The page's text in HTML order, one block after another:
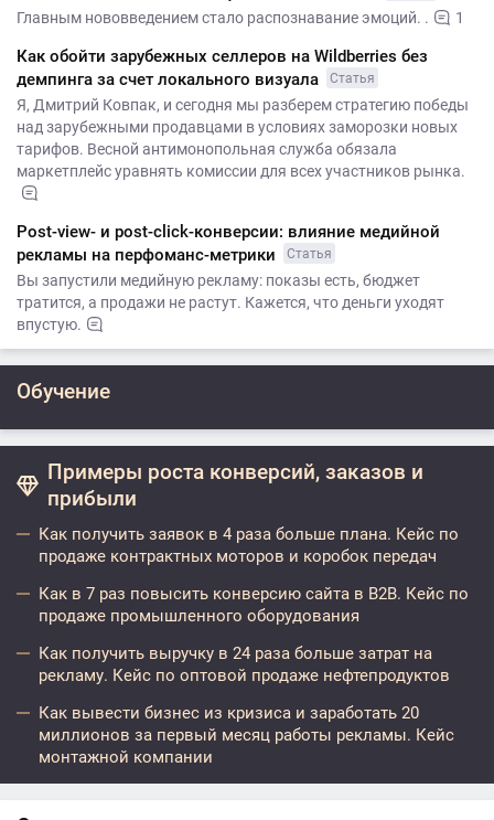
Главным нововведением стало распознавание эмоций. . 1
Как обойти зарубежных селлеров на Wildberries без
демпинга за счет локального визуала
Статья
Я, Дмитрий Ковпак, и сегодня мы разберем стратегию победы
над зарубежными продавцами в условиях заморозки новых
тарифов. Весной антимонопольная служба обязала
маркетплейс уравнять комиссии для всех участников рынка.
Post-view- и post-click-конверсии: влияние медийной
рекламы на перфоманс-метрики
Статья
Вы запустили медийную рекламу: показы есть, бюджет
тратится, а продажи не растут. Кажется, что деньги уходят
впустую.
Обучение
Примеры роста конверсий, заказов и
прибыли
Как получить заявок в 4 раза больше плана. Кейс по
продаже контрактных моторов и коробок передач
Как в 7 раз повысить конверсию сайта в B2B. Кейс по
продаже промышленного оборудования
Как получить выручку в 24 раза больше затрат на
рекламу. Кейс по оптовой продаже нефтепродуктов
Как вывести бизнес из кризиса и заработать 20
миллионов за первый месяц работы рекламы. Кейс
монтажной компании